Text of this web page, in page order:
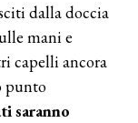
dalla doccia
mani e
capelli ancora
punto
saranno